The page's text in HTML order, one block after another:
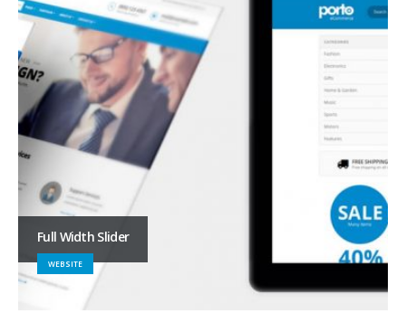
Full Width Slider
WEBSITE